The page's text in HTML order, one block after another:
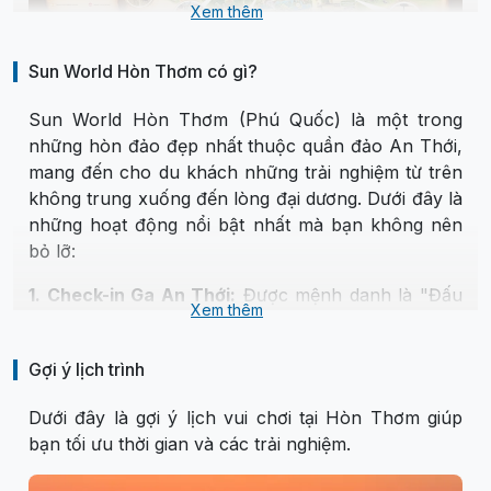
Không chỉ dừng lại ở trải nghiệm di chuyển độc
đáo, du khách sở hữu vé cáp treo Sun World Hòn
Thơm còn được quyền tham gia tất cả các trò chơi
kỷ lục tại công viên nước Aquatopia và công viên
chủ đề Exotica của Sun World Hon Thom.
Xem thêm
Sun World Hòn Thơm có gì?
Sun World Hòn Thơm (Phú Quốc) là một trong
những hòn đảo đẹp nhất thuộc quần đảo An Thới,
mang đến cho du khách những trải nghiệm từ trên
không trung xuống đến lòng đại dương. Dưới đây là
những hoạt động nổi bật nhất mà bạn không nên
bỏ lỡ:
1. Check-in Ga An Thới: Được mệnh danh là "Đấu
trường La Mã" của Việt Nam với kiến trúc cổ kính
không thể bỏ qua trước khi lên cáp.
Xem thêm
Gợi ý lịch trình
Dưới đây là gợi ý lịch vui chơi tại Hòn Thơm giúp
bạn tối ưu thời gian và các trải nghiệm.